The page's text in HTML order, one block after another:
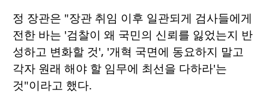
정 장관은 "장관 취임 이후 일관되게 검사들에게
전한 바는 '검찰이 왜 국민의 신뢰를 잃었는지 반
성하고 변화할 것', '개혁 국면에 동요하지 말고
각자 원래 해야 할 임무에 최선을 다하라'는
것"이라고 했다.